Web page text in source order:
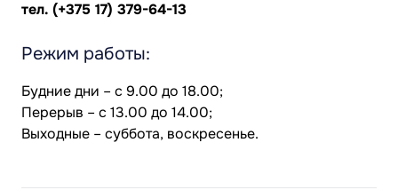
тел. (+375 17) 379-64-13
Режим работы:
Будние дни – с 9.00 до 18.00;
Перерыв – с 13.00 до 14.00;
Выходные – суббота, воскресенье.